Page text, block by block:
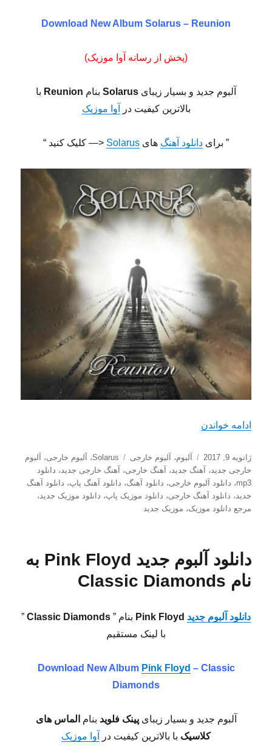
Download New Album Solarus – Reunion
(پخش از رسانه آوا موزیک)
آلبوم جدید و بسیار زیبای Solarus بنام Reunion با
بالاترین کیفیت در
آوا موزیک
” برای دانلود آهنگ های Solarus <— کلیک کنید “
ادامه خواندن
ارسال
شده
در
ژانویه 9, 2017 دسته‌ها
آلبوم، آلبوم خارجی برچسب‌ها
Solarus، آلبوم خارجی، آلبوم
خارجی جدید ، آهنگ جدید ، آهنگ خارجی، آهنگ خارجی جدید ، دانلود
mp3، دانلود آلبوم خارجی، دانلود آهنگ، دانلود آهنگ پاپ، دانلود آهنگ
جدید ، دانلود آهنگ خارجی، دانلود موزیک پاپ، دانلود موزیک جدید ،
مرجع دانلود موزیک، موزیک جدید
دانلود آلبوم جدید Pink Floyd به
نام Classic Diamonds
دانلود آلبوم جدید بنام ” Classic Diamonds
”
با لینک مستقیم
Download New Album Pink Floyd – Classic
Diamonds
آلبوم جدید و بسیار زیبایپینک فلوید بنام الماس های
کلاسیک با بالاترین کیفیت در آوا موزیک